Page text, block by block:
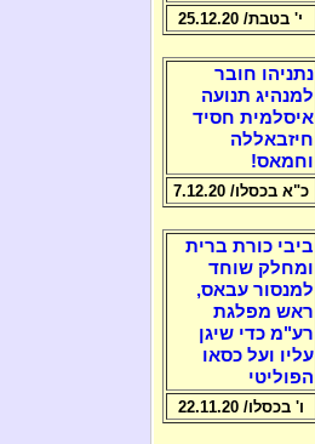
י' בטבת/ 25.12.20
נתניהו חובר
למנהיג תנועה
איסלמית חסיד
חיזבאללה
וחמאס!
כ"א בכסלו/ 7.12.20
ביבי כורת ברית
ומחלק שוחד
למנסור עבאס,
ראש מפלגת
רע"מ כדי שיגן
עליו ועל כסאו
הפוליטי
ו' בכסלו/ 22.11.20